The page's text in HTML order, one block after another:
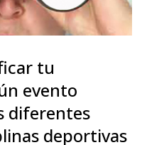
tu
evento
diferentes
deportivas